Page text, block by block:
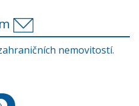
nemovitostí.